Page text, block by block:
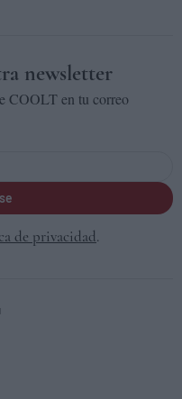
newsletter
COOLT en tu correo
de privacidad.